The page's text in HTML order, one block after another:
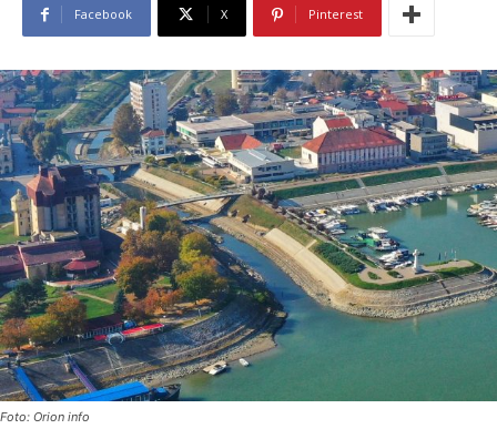
Facebook X Pinterest
Foto: Orion info